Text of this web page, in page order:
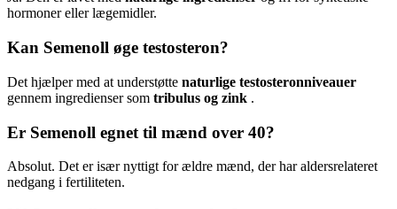
hormoner eller lægemidler.
Kan Semenoll øge testosteron?
Det hjælper med at understøtte naturlige testosteronniveauer
gennem ingredienser som tribulus og zink .
Er Semenoll egnet til mænd over 40?
Absolut. Det er især nyttigt for ældre mænd, der har aldersrelateret
nedgang i fertiliteten.